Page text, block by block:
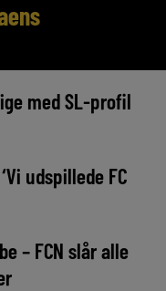
med SL-profil
udspillede FC
– FCN slår alle